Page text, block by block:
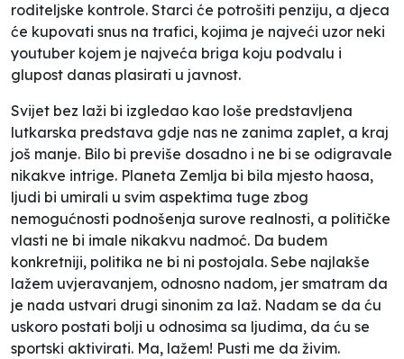
roditeljske kontrole. Starci će potrošiti penziju, a djeca
će kupovati snus na trafici, kojima je najveći uzor neki
youtuber kojem je najveća briga koju podvalu i
glupost danas plasirati u javnost.
Svijet bez laži bi izgledao kao loše predstavljena
lutkarska predstava gdje nas ne zanima zaplet, a kraj
još manje. Bilo bi previše dosadno i ne bi se odigravale
nikakve intrige. Planeta Zemlja bi bila mjesto haosa,
ljudi bi umirali u svim aspektima tuge zbog
nemogućnosti podnošenja surove realnosti, a političke
vlasti ne bi imale nikakvu nadmoć. Da budem
konkretniji, politika ne bi ni postojala. Sebe najlakše
lažem uvjeravanjem, odnosno nadom, jer smatram da
je nada ustvari drugi sinonim za laž. Nadam se da ću
uskoro postati bolji u odnosima sa ljudima, da ću se
sportski aktivirati. Ma, lažem! Pusti me da živim.